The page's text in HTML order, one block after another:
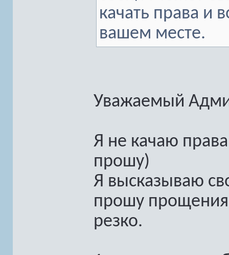
качать права и
вашем месте.
Уважаемый
Я не качаю
прошу)
Я высказываю
прошу
резко.